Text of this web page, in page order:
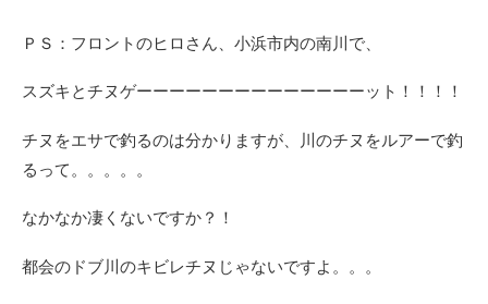
ＰＳ：フロントのヒロさん、小浜市内の南川で、
スズキとチヌゲーーーーーーーーーーーーーーット！！！！
チヌをエサで釣るのは分かりますが、川のチヌをルアーで釣
るって。。。。。
なかなか凄くないですか？！
都会のドブ川のキビレチヌじゃないですよ。。。